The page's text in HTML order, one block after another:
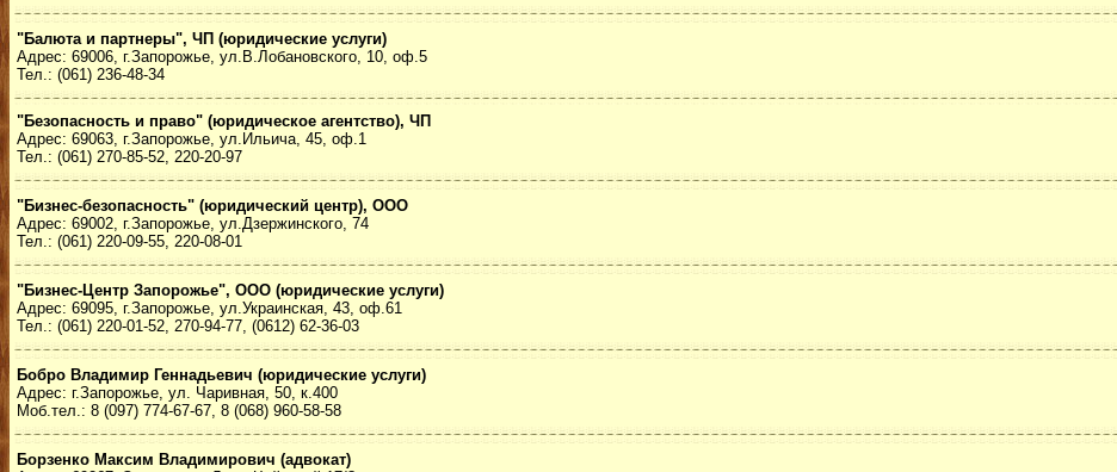
"Балюта и партнеры", ЧП (юридические услуги)
Адрес: 69006, г.Запорожье, ул.В.Лобановского, 10, оф.5
Тел.: (061) 236-48-34
"Безопасность и право" (юридическое агентство), ЧП
Адрес: 69063, г.Запорожье, ул.Ильича, 45, оф.1
Тел.: (061) 270-85-52, 220-20-97
"Бизнес-безопасность" (юридический центр), ООО
Адрес: 69002, г.Запорожье, ул.Дзержинского, 74
Тел.: (061) 220-09-55, 220-08-01
"Бизнес-Центр Запорожье", ООО (юридические услуги)
Адрес: 69095, г.Запорожье, ул.Украинская, 43, оф.61
Тел.: (061) 220-01-52, 270-94-77, (0612) 62-36-03
Бобро Владимир Геннадьевич (юридические услуги)
Адрес: г.Запорожье, ул. Чаривная, 50, к.400
Моб.тел.: 8 (097) 774-67-67, 8 (068) 960-58-58
Борзенко Максим Владимирович (адвокат)